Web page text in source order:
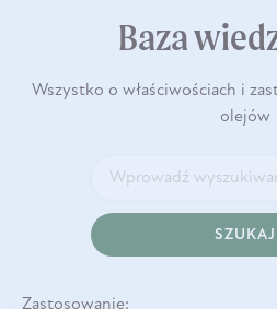
Baza
Wszystko o właściwościach i
olejów
SZUKAJ
Zastosowanie: